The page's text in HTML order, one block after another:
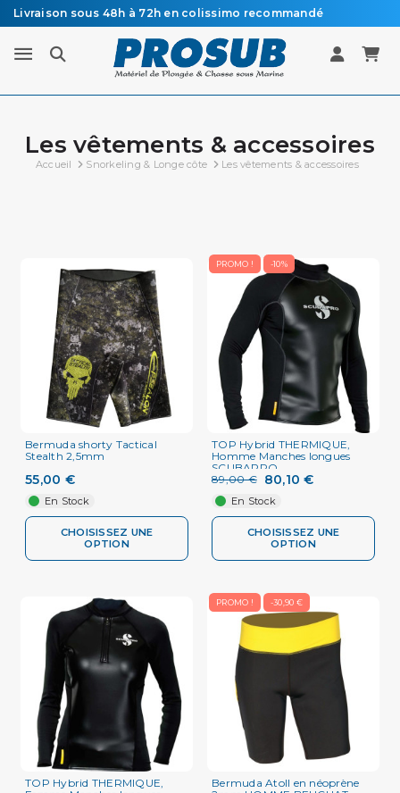
Livraison sous 48h à 72h en colissimo recommandé
Vente de matériel de plongée
Les vêtements & accessoires
Accueil Snorkeling & Longe côte Les vêtements & accessoires
Bermuda shorty Tactical
Stealth 2,5mm
55,00 €
En Stock
CHOISISSEZ UNE
OPTION
PROMO ! -10%
TOP Hybrid THERMIQUE,
Homme Manches longues
SCUBAPRO
89,00 €
80,10 €
En Stock
CHOISISSEZ UNE
OPTION
TOP Hybrid THERMIQUE,
PROMO ! -30,90 €
Bermuda Atoll en néoprène